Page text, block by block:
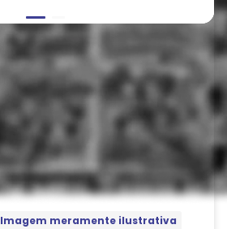
Imagem meramente ilustrativa